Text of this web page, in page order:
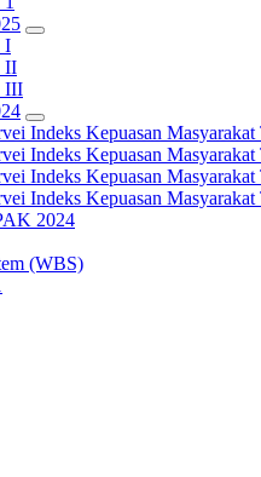
I
II
III
Indeks Kepuasan
Indeks Kepuasan
Indeks Kepuasan
Indeks Kepuasan
2024
(WBS)